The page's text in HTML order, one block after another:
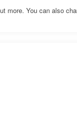
more. You can also